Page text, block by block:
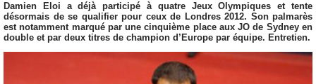
Damien Eloi a déjà participé à quatre Jeux Olympiques et tente
désormais de se qualifier pour ceux de Londres 2012. Son palmarès
est notamment marqué par une cinquième place aux JO de Sydney en
double et par deux titres de champion d’Europe par équipe. Entretien.